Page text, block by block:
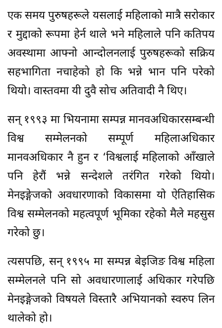
एक समय पुरुषहरूले यसलाई महिलाको मात्रै सरोकार
र मुद्दाको रूपमा हेर्न थाले भने महिलाले पनि कतिपय
अवस्थामा आफ्नो आन्दोलनलाई पुरुषहरूको सक्रिय
सहभागिता नचाहेको हो कि भन्ने भान पनि परेको
थियो। वास्तवमा यी दुवै सोच अतिवादी नै थिए।
सन् १९९३ मा भियनामा सम्पन्न मानवअधिकारसम्बन्धी
विश्व सम्मेलनको सम्पूर्ण महिलाअधिकार
मानवअधिकार नै हुन र ‘विश्वलाई महिलाको आँखाले
पनि हेरौं भन्ने सन्देशले तरंगित गरेको थियो।
मेनइङ्गेजको अवधारणाको विकासमा यो ऐतिहासिक
विश्व सम्मेलनको महत्वपूर्ण भूमिका रहेको मैले महसुस
गरेको छु।
त्यसपछि, सन् १९९५ मा सम्पन्न बेइजिङ विश्व महिला
सम्मेलनले पनि सो अवधारणालाई अधिकार गरेपछि
मेनइङ्गेजको विषयले विस्तारै अभियानको स्वरुप लिन
थालेको हो।